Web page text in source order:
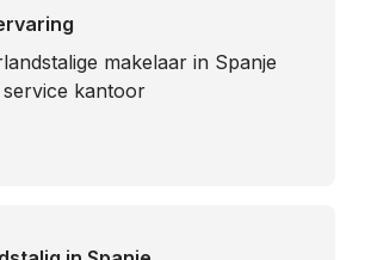
makelaar in Spanje
service kantoor